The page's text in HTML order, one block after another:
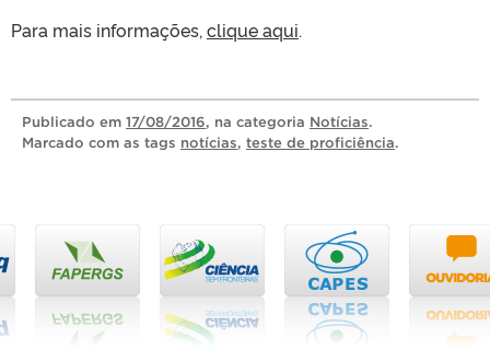
Para mais informações, clique aqui.
Publicado em 17/08/2016, na categoria Notícias.
Marcado com as tags notícias, teste de proficiência.